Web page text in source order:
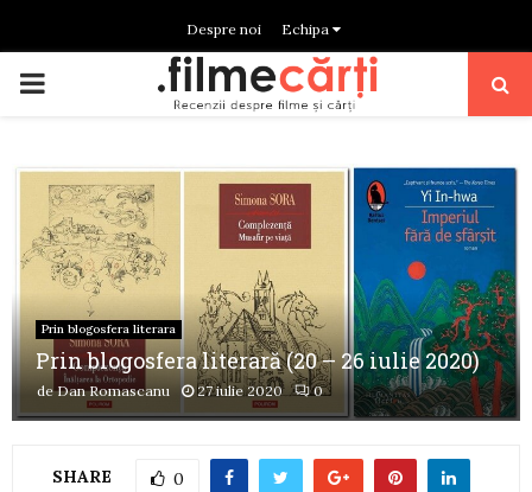
Despre noi Echipa
PRIMARY
Prin blogosfera literara
Prin blogosfera literară (20 – 26 iulie 2020)
deDan Romascanu 27 iulie 2020 0
SHARE 0